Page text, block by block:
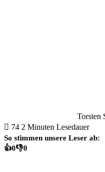
Torsten
74 2 Minuten Lesedauer
So stimmen unsere Leser ab:
👍0👎0